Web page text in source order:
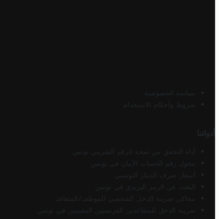
سياسة الخصوصية
شروط وأحكام الاستخدام
أدواتنا
أداة التحقق من صحة الرقم الضريبي تونس
محول رقم الحساب الآيبان في تونس
أسعار صرف الدينار التونسي
البحث عن الرمز البريدي في تونس
محاكي ضريبة الدخل الشخصي للموظف/المتقاعد
ضريبة الدخل للمتقاعدين الفرنسيين المقيمين في تونس